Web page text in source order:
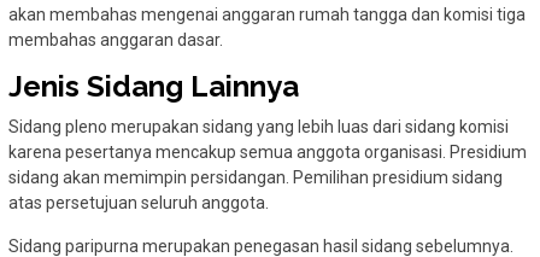
akan membahas mengenai anggaran rumah tangga dan komisi tiga
membahas anggaran dasar.
Jenis Sidang Lainnya
Sidang pleno merupakan sidang yang lebih luas dari sidang komisi
karena pesertanya mencakup semua anggota organisasi. Presidium
sidang akan memimpin persidangan. Pemilihan presidium sidang
atas persetujuan seluruh anggota.
Sidang paripurna merupakan penegasan hasil sidang sebelumnya.